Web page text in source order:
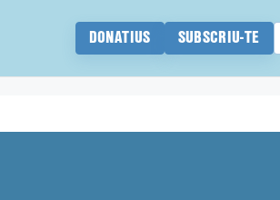
DONATIUS SUBSCRIU-TE